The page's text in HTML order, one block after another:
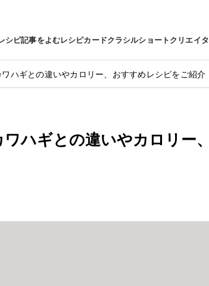
シピ記事をよむレシピカードクラシルショートクリエイ
ハギとの違いやカロリー、おすすめレシピをご紹介
ハギとの違いやカロリー